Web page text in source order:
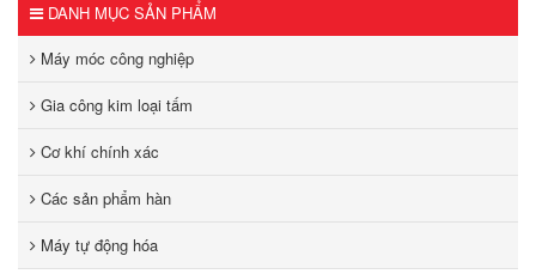
DANH MỤC SẢN PHẨM
Máy móc công nghiệp
Gia công kim loại tấm
Cơ khí chính xác
Các sản phẩm hàn
Máy tự động hóa